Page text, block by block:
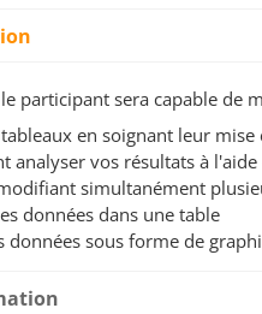
participant sera capable de
en soignant leur
analyser vos résultats à
simultanément
données dans une table
données sous forme de